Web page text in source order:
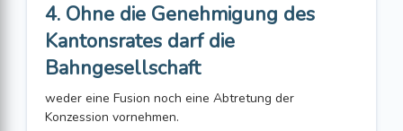
4. Ohne die Genehmigung des
Kantonsrates darf die
Bahngesellschaft
weder eine Fusion noch eine Abtretung der
Konzession vornehmen.